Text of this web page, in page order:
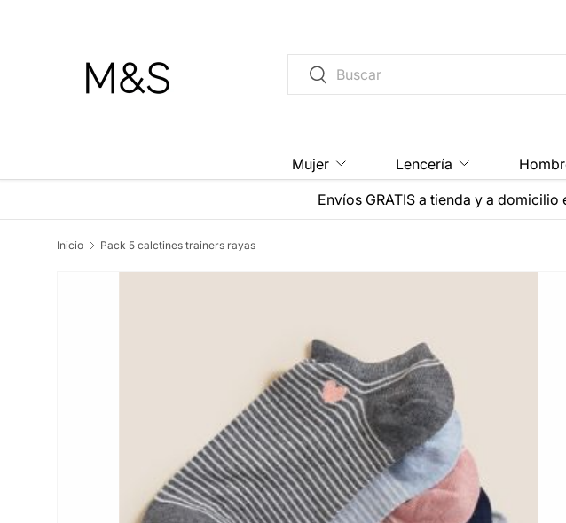
Buscar
Buscar
Mujer Lencería
Envíos GRATIS a tienda y a
Inicio Pack 5 calctines trainers rayas